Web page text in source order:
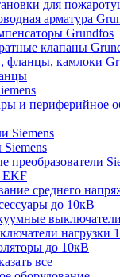
для
арматура
Grundfos
клапаны
фланцы, камлоки
и периферийное
Siemens
преобразователи
EKF
среднего
до 10кВ
выключатели
нагрузки
до 10кВ
все